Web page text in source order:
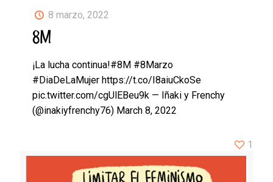
8 marzo, 2022
8M
¡La lucha continua!#8M #8Marzo
#DiaDeLaMujer https://t.co/I8aiuCkoSe
pic.twitter.com/cgUlEBeu9k — Iñaki y Frenchy
(@inakiyfrenchy76) March 8, 2022
1